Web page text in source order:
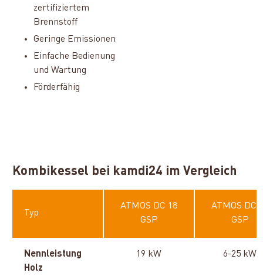
zertifiziertem
Brennstoff
Geringe Emissionen
Einfache Bedienung
und Wartung
Förderfähig
Kombikessel bei kamdi24 im Vergleich
Typ
ATMOS DC 18
GSP
ATMOS DC
GSP
Nennleistung
Holz
19 kW 6-25 kW